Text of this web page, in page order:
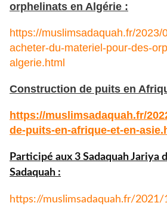
orphelinats en Algérie :
https://muslimsadaquah.fr/2023/
acheter-du-materiel-pour-des-
algerie.html
Construction de puits en
https://muslimsadaquah.fr/
de-puits-en-afrique-et-en-
Participé aux 3 Sadaquah Jariya
Sadaquah :
https://muslimsadaquah.fr/2021/